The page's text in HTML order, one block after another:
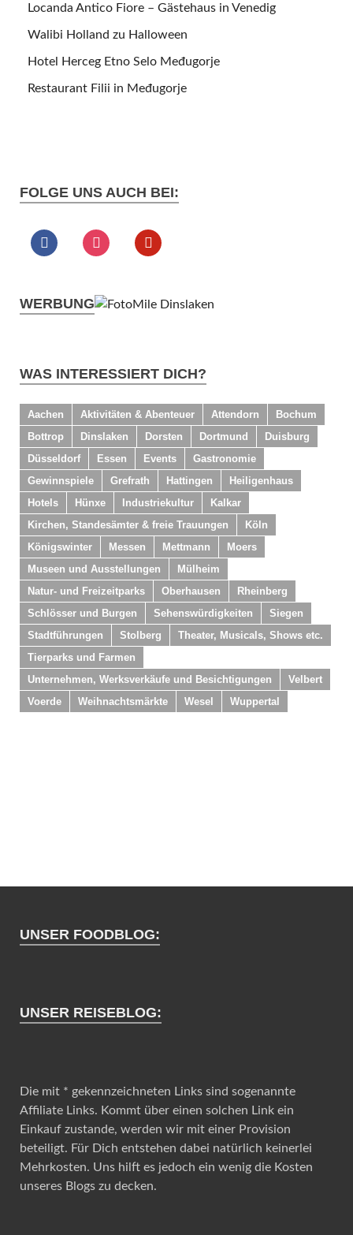
Locanda Antico Fiore – Gästehaus in Venedig
Walibi Holland zu Halloween
Hotel Herceg Etno Selo Međugorje
Restaurant Filii in Međugorje
FOLGE UNS AUCH BEI:
WERBUNG
WAS INTERESSIERT DICH?
Aachen Aktivitäten & Abenteuer Attendorn
Bochum
Bottrop
Dinslaken Dorsten Dortmund
Duisburg
Düsseldorf
Essen Events
Gastronomie
Gewinnspiele
Grefrath Hattingen
Heiligenhaus
Hotels
Hünxe Industriekultur
Kalkar
Kirchen, Standesämter & freie Trauungen
Köln
Königswinter
Messen Mettmann
Moers
Museen und Ausstellungen
Mülheim
Natur- und Freizeitparks
Oberhausen
Rheinberg
Schlösser und Burgen
Sehenswürdigkeiten
Siegen
Stadtführungen
Stolberg
Theater, Musicals, Shows etc.
Tierparks und Farmen
Unternehmen, Werksverkäufe und Besichtigungen
Velbert
Voerde
Weihnachtsmärkte Wesel Wuppertal
UNSER FOODBLOG:
UNSER REISEBLOG:
Die mit * gekennzeichneten Links sind sogenannte
Affiliate Links. Kommt über einen solchen Link ein
Einkauf zustande, werden wir mit einer Provision
beteiligt. Für Dich entstehen dabei natürlich keinerlei
Mehrkosten. Uns hilft es jedoch ein wenig die Kosten
unseres Blogs zu decken.